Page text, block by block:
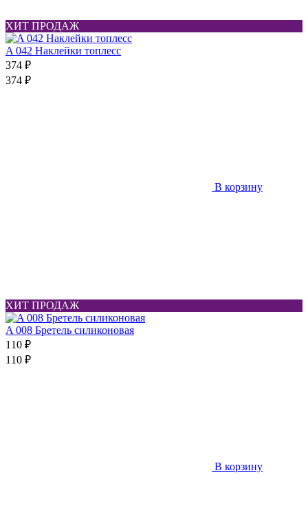
ХИТ ПРОДАЖ
A 042 Наклейки топлесс
374 ₽
374 ₽
В корзину
ХИТ ПРОДАЖ
A 008 Бретель силиконовая
110 ₽
110 ₽
В корзину